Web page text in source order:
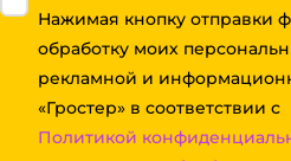
Нажимая кнопку отправки
обработку моих
рекламной и
«Гростер» в соответствии с
Политикой